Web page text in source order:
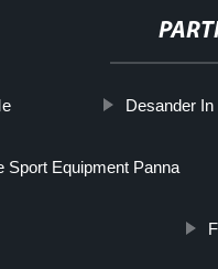
Desander
Sport Equipment Panna